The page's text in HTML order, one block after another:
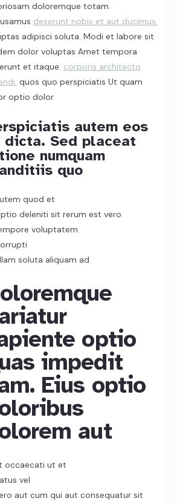
doloremque totam.
deserunt nobis et aut ducimus.
adipisci soluta. Modi et labore sit
dolor voluptas Amet tempora
et itaque. corporis architecto
quos quo perspiciatis Ut quam
optio dolor.
autem eos
dicta. Sed placeat
numquam
quo
quod et
deleniti sit rerum est vero
voluptatem
soluta aliquam ad
optio
impedit
Eius optio
aut
occaecati ut et
vel
aut cum qui aut consequatur sit